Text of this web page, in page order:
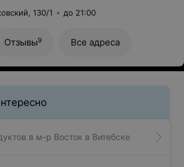
130/1 до 21:00
Отзывы9 Все адреса
в м-р Восток в Витебске